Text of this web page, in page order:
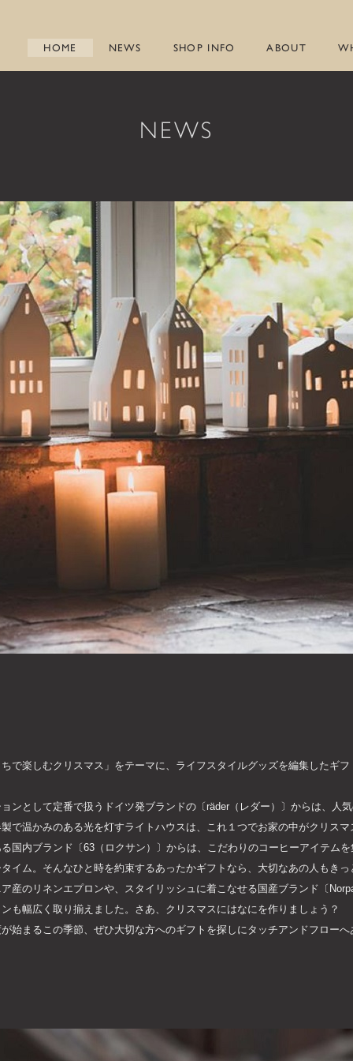
HOME NEWS SHOP INFO ABOUT
NEWS
で楽しむクリスマス」をテーマに、ライフスタイルグッズを編集したギ
ンとして定番で扱うドイツ発ブランドの〔räder（レダー）〕からは、人
で温かみのある光を灯すライトハウスは、これ１つでお家の中がクリス
国内ブランド〔63（ロクサン）〕からは、こだわりのコーヒーアイテム
イム。そんなひと時を約束するあったかギフトなら、大切なあの人もきっ
産のリネンエプロンや、スタイリッシュに着こなせる国産ブランド〔
も幅広く取り揃えました。さあ、クリスマスにはなにを作りましょう？
始まるこの季節、ぜひ大切な方へのギフトを探しにタッチアンドフロー